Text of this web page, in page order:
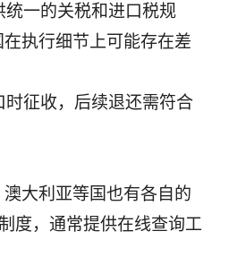
统一的关税和进口税规
执行细节上可能存在差
时征收，后续退还需符合
澳大利亚等国也有各自的
度，通常提供在线查询工